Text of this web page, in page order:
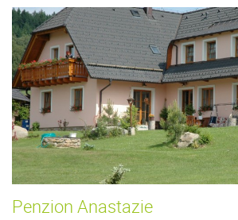
Penzion Anastazie